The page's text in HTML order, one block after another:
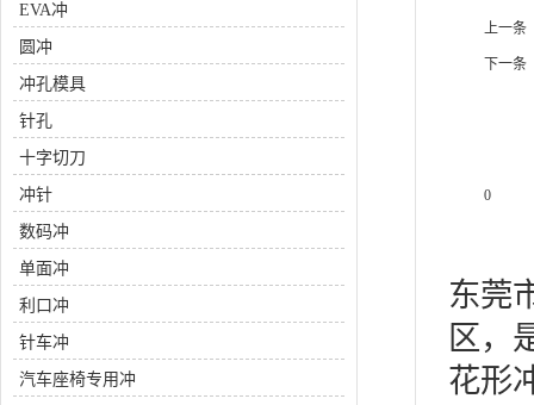
EVA冲
圆冲
冲孔模具
针孔
十字切刀
冲针
数码冲
单面冲
利口冲
针车冲
汽车座椅专用冲
上一条
下一条
0
东莞
区，
花形